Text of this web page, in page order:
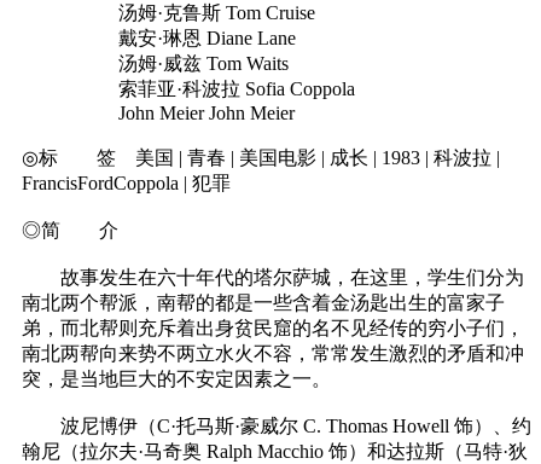
汤姆·克鲁斯 Tom Cruise
戴安·琳恩 Diane Lane
汤姆·威兹 Tom Waits
索菲亚·科波拉 Sofia Coppola
John Meier John Meier
◎标 签 美国 | 青春 | 美国电影 | 成长 | 1983 | 科波拉 |
FrancisFordCoppola | 犯罪
◎简 介
故事发生在六十年代的塔尔萨城，在这里，学生们分为
南北两个帮派，南帮的都是一些含着金汤匙出生的富家子
弟，而北帮则充斥着出身贫民窟的名不见经传的穷小子们，
南北两帮向来势不两立水火不容，常常发生激烈的矛盾和冲
突，是当地巨大的不安定因素之一。
波尼博伊（C·托马斯·豪威尔 C. Thomas Howell 饰）、约
翰尼（拉尔夫·马奇奥 Ralph Macchio 饰）和达拉斯（马特·狄